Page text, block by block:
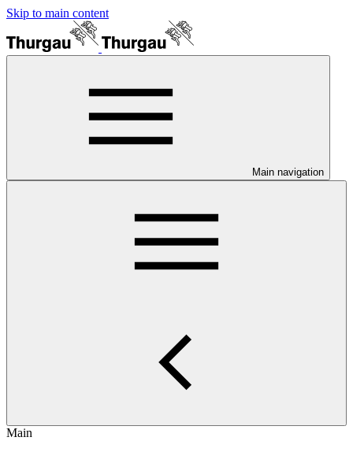
Skip to main content
Main navigation
Main